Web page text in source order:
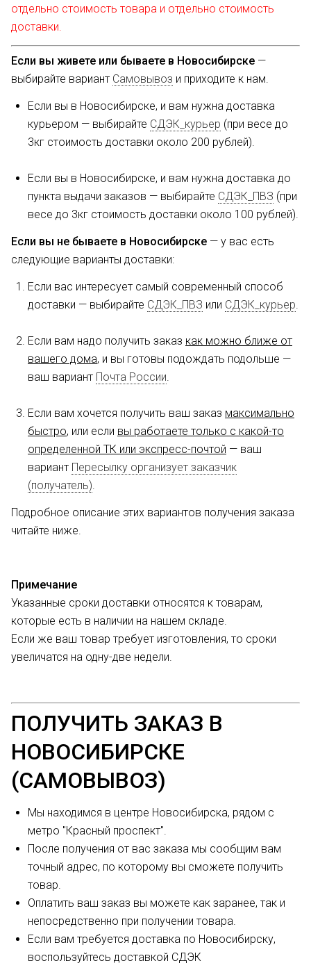
отдельно стоимость товара и отдельно стоимость
доставки.
Если вы живете или бываете в Новосибирске —
выбирайте вариант Самовывоз и приходите к нам.
Если вы в Новосибирске, и вам нужна доставка
курьером — выбирайте СДЭК_курьер (при весе до
3кг стоимость доставки около 200 рублей).
Если вы в Новосибирске, и вам нужна доставка до
пункта выдачи заказов — выбирайте СДЭК_ПВЗ (при
весе до 3кг стоимость доставки около 100 рублей).
Если вы не бываете в Новосибирске — у вас есть
следующие варианты доставки:
Если вас интересует самый современный способ
доставки — выбирайте СДЭК_ПВЗ или СДЭК_курьер.
Если вам надо получить заказ как можно ближе от
вашего дома, и вы готовы подождать подольше —
ваш вариант Почта России.
Если вам хочется получить ваш заказ максимально
быстро, или если вы работаете только с какой-то
определенной ТК или экспресс-почтой — ваш
вариант Пересылку организует заказчик
(получатель).
Подробное описание этих вариантов получения заказа
читайте ниже.
Примечание
Указанные сроки доставки относятся к товарам,
которые есть в наличии на нашем складе.
Если же ваш товар требует изготовления, то сроки
увеличатся на одну-две недели.
ПОЛУЧИТЬ ЗАКАЗ В
НОВОСИБИРСКЕ
(САМОВЫВОЗ)
Мы находимся в центре Новосибирска, рядом с
метро "Красный проспект".
После получения от вас заказа мы сообщим вам
точный адрес, по которому вы сможете получить
товар.
Оплатить ваш заказ вы можете как заранее, так и
непосредственно при получении товара.
Если вам требуется доставка по Новосибирску,
воспользуйтесь доставкой СДЭК